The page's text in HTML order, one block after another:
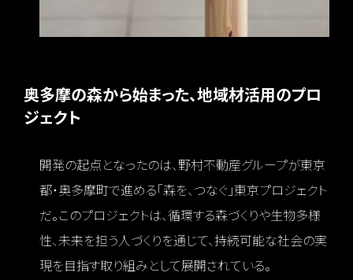
奥多摩の森から始まった、地域材活用のプロ
ジェクト
開発の起点となったのは、野村不動産グループが東京
都・奥多摩町で進める「森を、つなぐ」東京プロジェクト
だ。このプロジェクトは、循環する森づくりや生物多様
性、未来を担う人づくりを通じて、持続可能な社会の実
現を目指す取り組みとして展開されている。